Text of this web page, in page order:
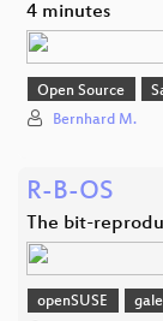
4 minutes
Open Source
Bernhard M.
R-B-OS
The bit-
openSUSE